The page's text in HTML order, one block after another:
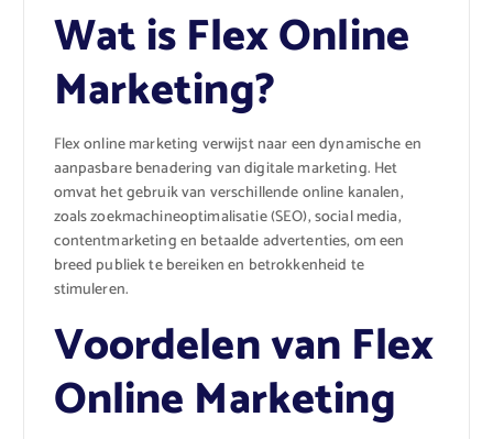
Wat is Flex Online
Marketing?
Flex online marketing verwijst naar een dynamische en
aanpasbare benadering van digitale marketing. Het
omvat het gebruik van verschillende online kanalen,
zoals zoekmachineoptimalisatie (SEO), social media,
contentmarketing en betaalde advertenties, om een ​​
breed publiek te bereiken en betrokkenheid te
stimuleren.
Voordelen van Flex
Online Marketing